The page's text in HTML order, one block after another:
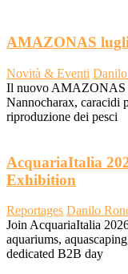
AMAZONAS
Novità & Eventi
Il nuovo AMAZONAS
Nannocharax, caracidi
riproduzione dei pesci
AcquariaItalia
Exhibition
Reportages Danilo
Join AcquariaItalia
aquariums,
dedicated B2B day